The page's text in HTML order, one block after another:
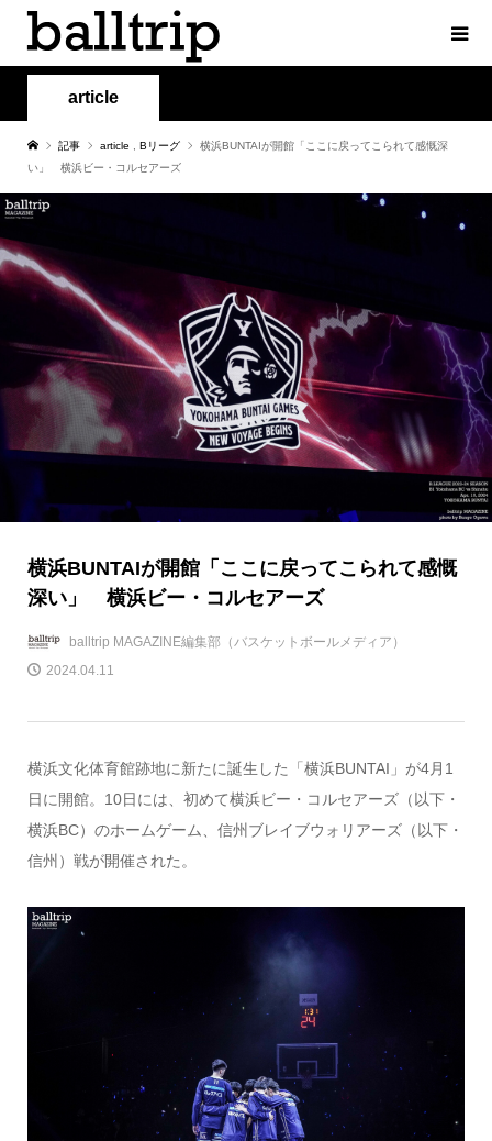
article
記事 article Bリーグ
横浜BUNTAIが開館「ここに戻ってこられて感慨深
い」 横浜ビー・コルセアーズ
横浜BUNTAIが開館「ここに戻ってこられて感慨
深い」 横浜ビー・コルセアーズ
balltrip MAGAZINE編集部（バスケットボールメディア）
2024.04.11
横浜文化体育館跡地に新たに誕生した「横浜BUNTAI」が4月1
日に開館。10日には、初めて横浜ビー・コルセアーズ（以下・
横浜BC）のホームゲーム、信州ブレイブウォリアーズ（以下・
信州）戦が開催された。